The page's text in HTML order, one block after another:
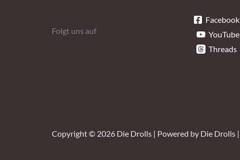
Folgt uns auf
Facebook
YouTube
Threads
Copyright © 2026 Die Drolls | Powered by Die Drolls |